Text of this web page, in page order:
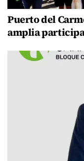
Puerto del
amplia